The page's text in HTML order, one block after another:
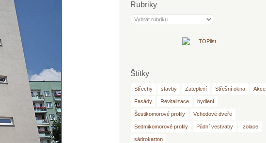
Rubriky
Rubriky
Štítky
Střechy stavby Zateplení Střešní okna Akce
Fasády Revitalizace bydlení
Šestikomorové profily Vchodové dveře
Sedmikomorové profily Půdní vestvaby Izolace
sádrokarton